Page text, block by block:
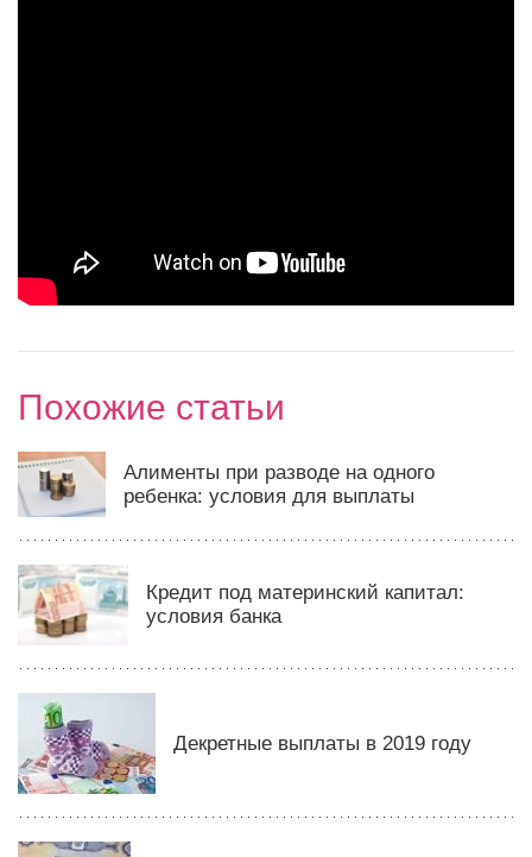
Похожие статьи
Алименты при разводе на одного
ребенка: условия для выплаты
Кредит под материнский капитал:
условия банка
Декретные выплаты в 2019 году